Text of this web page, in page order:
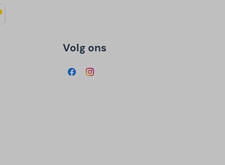
Volg ons